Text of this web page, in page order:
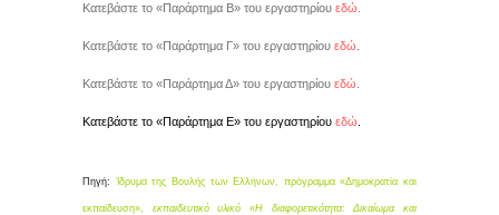
Κατεβάστε το «Παράρτημα Β» του εργαστηρίου εδώ
Κατεβάστε το «Παράρτημα Γ» του εργαστηρίου εδώ
Κατεβάστε το «Παράρτημα Δ» του εργαστηρίου εδώ
Κατεβάστε το «Παράρτημα Ε» του εργαστηρίου εδώ
Πηγή: Ίδρυμα της Βουλής των Ελλήνων, πρόγραμμα «Δημοκρατία και
εκπαίδευση», εκπαιδευτικό υλικό«Η διαφορετικότητα: Δικαίωμα και